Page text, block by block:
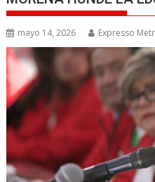
mayo 14, 2026 Expresso